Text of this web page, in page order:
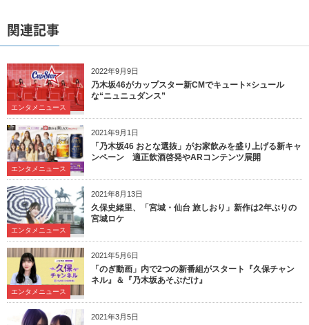
関連記事
2022年9月9日
エンタメニュース
乃木坂46がカップスター新CMでキュート×シュール
な“ニュニュダンス”
2021年9月1日
エンタメニュース
「乃木坂46 おとな選抜」がお家飲みを盛り上げる新キャ
ンペーン 適正飲酒啓発やARコンテンツ展開
2021年8月13日
エンタメニュース
久保史緒里、「宮城・仙台 旅しおり」新作は2年ぶりの
宮城ロケ
2021年5月6日
エンタメニュース
「のぎ動画」内で2つの新番組がスタート『久保チャン
ネル』＆『乃木坂あそぶだけ』
2021年3月5日